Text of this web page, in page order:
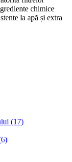
chimice
la apă și extra
(17)